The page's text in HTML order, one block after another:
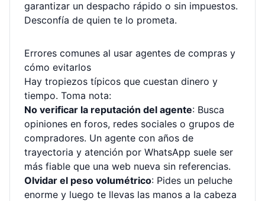
garantizar un despacho rápido o sin impuestos.
Desconfía de quien te lo prometa.
Errores comunes al usar agentes de compras y
cómo evitarlos
Hay tropiezos típicos que cuestan dinero y
tiempo. Toma nota:
No verificar la reputación del agente: Busca
opiniones en foros, redes sociales o grupos de
compradores. Un agente con años de
trayectoria y atención por WhatsApp suele ser
más fiable que una web nueva sin referencias.
Olvidar el peso volumétrico: Pides un peluche
enorme y luego te llevas las manos a la cabeza